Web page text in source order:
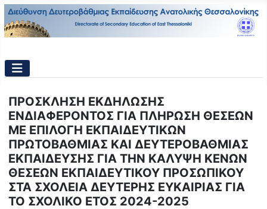
ΠΡΟΣΚΛΗΣΗ ΕΚΔΗΛΩΣΗΣ
ΕΝΔΙΑΦΕΡΟΝΤΟΣ ΓΙΑ ΠΛΗΡΩΣΗ ΘΕΣΕΩΝ
ΜΕ ΕΠΙΛΟΓΗ ΕΚΠΑΙΔΕΥΤΙΚΩΝ
ΠΡΩΤΟΒΑΘΜΙΑΣ ΚΑΙ ΔΕΥΤΕΡΟΒΑΘΜΙΑΣ
ΕΚΠΑΙΔΕΥΣΗΣ ΓΙΑ ΤΗΝ ΚΑΛΥΨΗ ΚΕΝΩΝ
ΘΕΣΕΩΝ ΕΚΠΑΙΔΕΥΤΙΚΟΥ ΠΡΟΣΩΠΙΚΟΥ
ΣΤΑ ΣΧΟΛΕΙΑ ΔΕΥΤΕΡΗΣ ΕΥΚΑΙΡΙΑΣ ΓΙΑ
ΤΟ ΣΧΟΛΙΚΟ ΕΤΟΣ 2024-2025